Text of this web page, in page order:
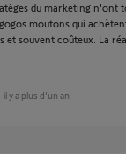
du marketing n'ont
moutons qui
et souvent coûteux. La
il y a plus d'un an